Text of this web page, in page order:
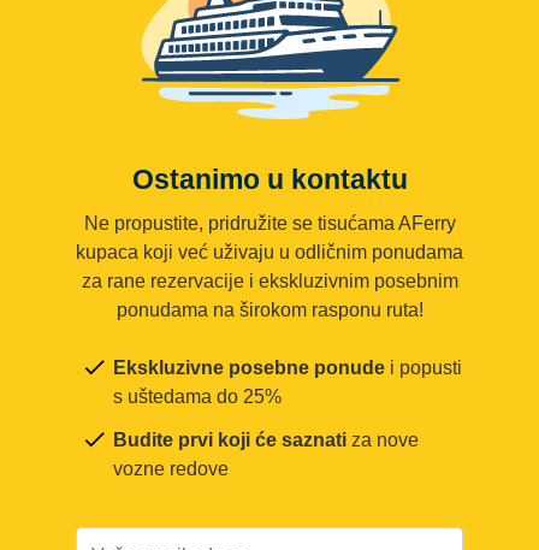
Ostanimo u kontaktu
Ne propustite, pridružite se tisućama AFerry
kupaca koji već uživaju u odličnim ponudama
za rane rezervacije i ekskluzivnim posebnim
ponudama na širokom rasponu ruta!
Ekskluzivne posebne ponude i popusti
s uštedama do 25%
Budite prvi koji će saznati za nove
vozne redove